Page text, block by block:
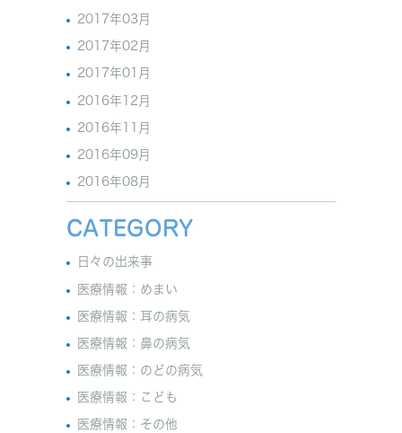
2017年03月
2017年02月
2017年01月
2016年12月
2016年11月
2016年09月
2016年08月
CATEGORY
日々の出来事
医療情報：めまい
医療情報：耳の病気
医療情報：鼻の病気
医療情報：のどの病気
医療情報：こども
医療情報：その他